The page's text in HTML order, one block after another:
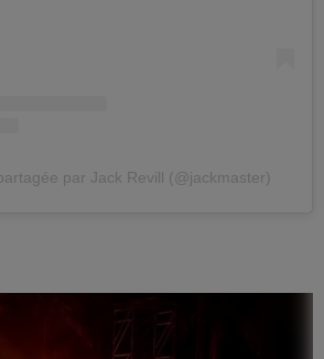
par Jack Revill (@jackmaster)